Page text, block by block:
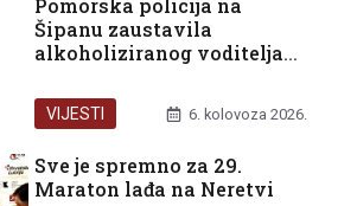
Pomorska policija na
Šipanu zaustavila
alkoholiziranog voditelja
VIJESTI 6. kolovoza 2026.
Sve je spremno za 29.
Maraton lađa na Neretvi